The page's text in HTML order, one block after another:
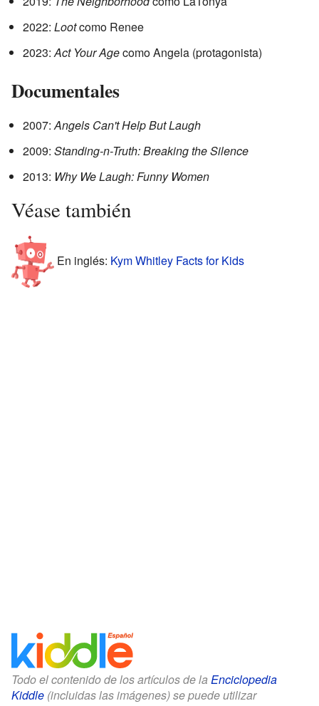
2022: Lootcomo Renee
2023:Act Your Agecomo Angela (protagonista)
Documentales
2007:Angels Can't Help But Laugh
2009: Standing-n-Truth: Breaking the Silence
2013: Why We Laugh: Funny Women
Véase también
En inglés: Kym Whitley Facts for Kids
Todo el contenido de los artículos de la Enciclopedia
Kiddle (incluidas las imágenes) se puede utilizar